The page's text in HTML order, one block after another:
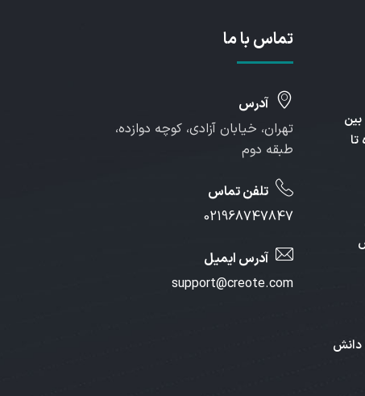
تا
تماس با ما
آدرس
تهران، خیابان آزادی، کوچه دوازده،
طبقه دوم
تلفن تماس
021968747847
آدرس ایمیل
support@creote.com